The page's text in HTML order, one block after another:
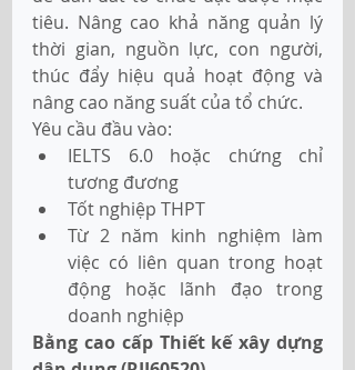
tiêu. Nâng cao khả năng quản lý
thời gian, nguồn lực, con người,
thúc đẩy hiệu quả hoạt động và
nâng cao năng suất của tổ chức.
Yêu cầu đầu vào:
IELTS 6.0 hoặc chứng chỉ
tương đương
Tốt nghiệp THPT
Từ 2 năm kinh nghiệm làm
việc có liên quan trong hoạt
động hoặc lãnh đạo trong
doanh nghiệp
Bằng cao cấp Thiết kế xây dựng